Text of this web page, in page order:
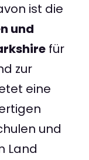
ist die
und
für
zur
eine
und
Land